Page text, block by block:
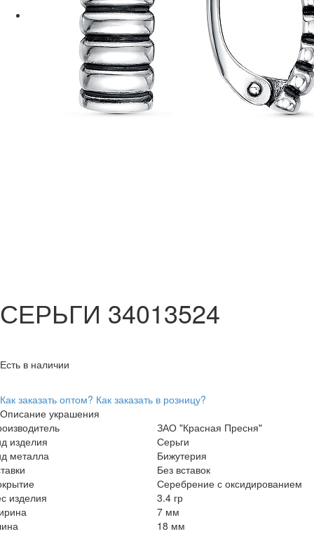
СЕРЬГИ 34013524
Есть в наличии
Как заказать оптом? Как заказать в розницу?
Описание украшения
ЗАО "Красная Пресня"
изделия
Серьги
металла
Бижутерия
Без вставок
Серебрение с оксидированием
изделия
3.4 гр
7 мм
18 мм